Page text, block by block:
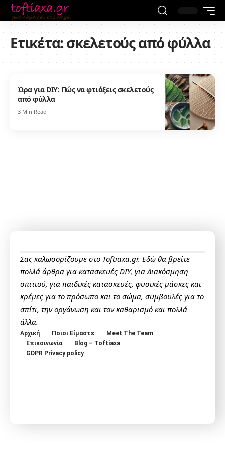
Ετικέτα:σκελετούς από φύλλα
Ώρα για DIY: Πώς να φτιάξεις σκελετούς
από φύλλα
3 Min Read
Σας καλωσορίζουμε στο Toftiaxa.gr. Εδώ θα βρείτε
πολλά άρθρα για κατασκευές DIY, για Διακόσμηση
σπιτιού, για παιδικές κατασκευές, φυσικές μάσκες και
κρέμες για το πρόσωπο και το σώμα, συμβουλές για το
σπίτι, την οργάνωση και τον καθαρισμό και πολλά
άλλα.
Αρχική Ποιοι Είμαστε
Meet The Team
Επικοινωνία
Blog – Toftiaxa
GDPR Privacy policy